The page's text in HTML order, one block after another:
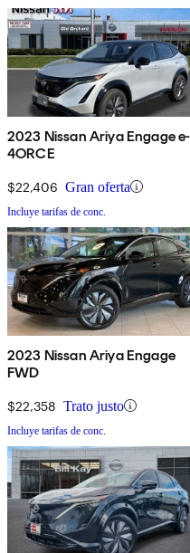
2023 Nissan Ariya Engage e-
4ORCE
$22,406 Gran oferta
Incluye tarifas de conc.
2023 Nissan Ariya Engage
FWD
$22,358 Trato justo
Incluye tarifas de conc.